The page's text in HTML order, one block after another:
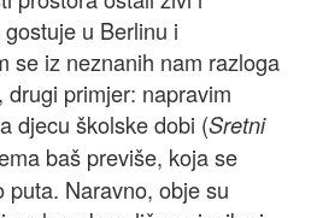
u Berlinu i
se iz neznanih nam razloga
primjer: napravim
djecu školske dobi (Sretni
baš previše, koja se
Naravno, obje su